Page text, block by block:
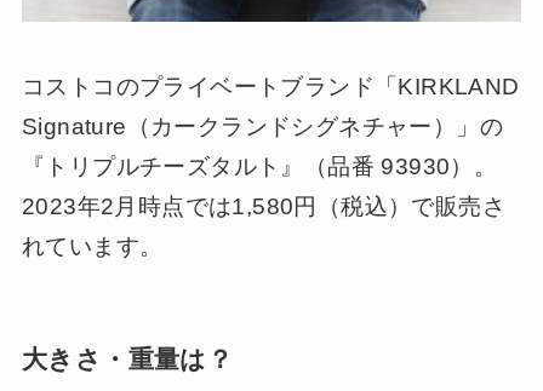
コストコのプライベートブランド「KIRKLAND
Signature（カークランドシグネチャー）」の
『トリプルチーズタルト』（品番 93930）。
2023年2月時点では1,580円（税込）で販売さ
れています。
大きさ・重量は？